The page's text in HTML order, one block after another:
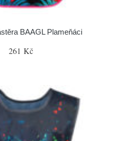
BAAGL Plameňáci
261 Kč